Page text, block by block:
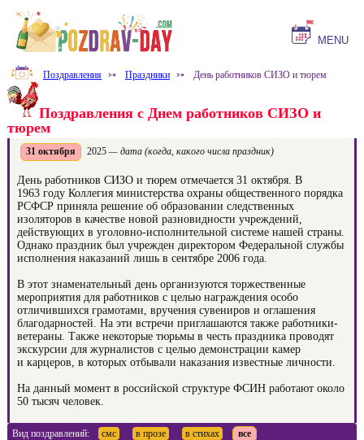
MENU
Поздравления ⤐ Праздники ⤐ День работников СИЗО и тюрем
Поздравления с Днем работников СИЗО и
тюрем
31 октября 2025 — дата (когда, какого числа праздник)
День работников СИЗО и тюрем отмечается 31 октября. В
1963 году Коллегия министерства охраны общественного порядка
РСФСР приняла решение об образовании следственных
изоляторов в качестве новой разновидности учреждений,
действующих в уголовно-исполнительной системе нашей страны.
Однако праздник был учрежден директором Федеральной службы
исполнения наказаний лишь в сентябре 2006 года.
В этот знаменательный день организуются торжественные
мероприятия для работников с целью награждения особо
отличившихся грамотами, вручения сувениров и оглашения
благодарностей. На эти встречи приглашаются также работники-
ветераны. Также некоторые тюрьмы в честь праздника проводят
экскурсии для журналистов с целью демонстрации камер
и карцеров, в которых отбывали наказания известные личности.
На данный момент в российской структуре ФСИН работают около
50 тысяч человек.
Вид поздравлений: смс в прозе в стихах все